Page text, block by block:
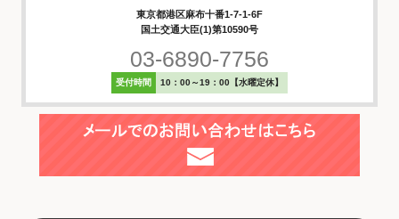
東京都港区麻布十番1-7-1-6F
国土交通大臣(1)第10590号
03-6890-7756
受付時間 10：00～19：00【水曜定休】